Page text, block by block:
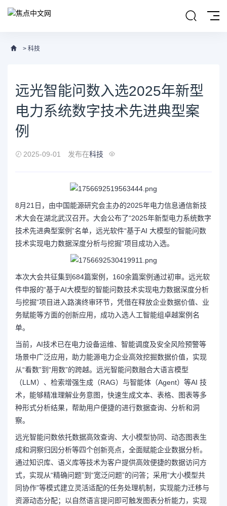
> 科技
远光智能问数入选2025年新型
电力系统数字技术先进典型案
例
2025-09-01 发布在科技
8月21日，由中国能源研究会主办的2025年电力信息通信新技
术大会在湖北武汉召开。大会公布了“2025年新型电力系统数字
技术先进典型案例”名单，远光软件“基于AI 大模型的智能问数
技术实现电力数据深度分析与挖掘”项目成功入选。
本次大会共征集到684篇案例，160余篇案例通过初审。远光软
件申报的“基于AI大模型的智能问数技术实现电力数据深度分析
与挖掘”项目进入路演终审环节，凭借在释放企业数据价值、业
务赋能等方面的创新应用，成功入选人工智能组卓越案例名
单。
当前，AI技术已在电力设备运维、智能调度及安全风险预警等
场景中广泛应用，助力能源电力企业高效挖掘数据价值，实现
从“看数”到“用数”的跨越。远光智能问数融合大语言模型
（LLM）、检索增强生成（RAG）与智能体（Agent）等AI 技
术，能够精准理解业务意图，快速生成文本、表格、图表等多
种形式分析结果，帮助用户便捷的进行数据查询、分析和洞
察。
远光智能问数依托数据高效查询、大小模型协同、动态图表生
成和洞察归因分析等四个创新亮点，全面赋能企业数据分析。
通过知识库、语义库等技术为客户提供高效便捷的数据访问方
式，实现从“精确问题”到“宽泛问题”的问答；采用“大小模型共
同协作”等模式建立灵活适配的任务处理机制，实现能力迁移与
资源动态分配；以自然语言提问即可触发图表分析能力，实现